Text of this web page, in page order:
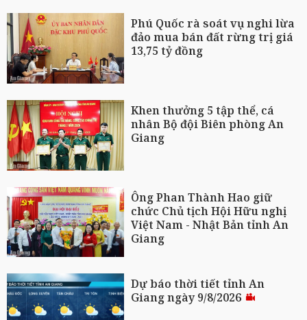
Phú Quốc rà soát vụ nghi lừa
đảo mua bán đất rừng trị giá
13,75 tỷ đồng
Khen thưởng 5 tập thể, cá
nhân Bộ đội Biên phòng An
Giang
Ông Phan Thành Hao giữ
chức Chủ tịch Hội Hữu nghị
Việt Nam - Nhật Bản tỉnh An
Giang
Dự báo thời tiết tỉnh An
Giang ngày 9/8/2026